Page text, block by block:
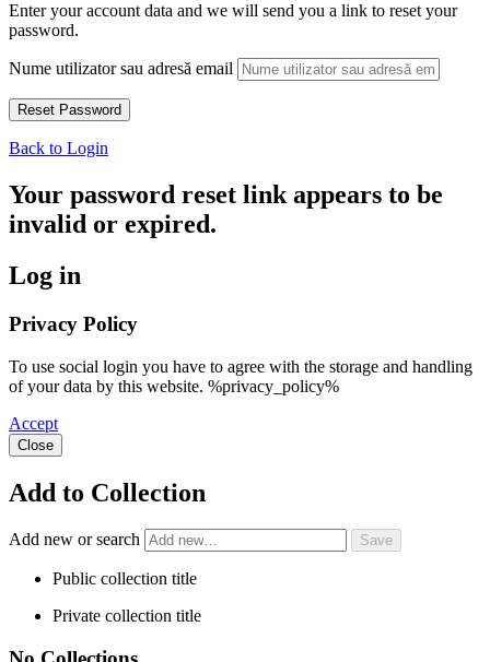
Enter your account data and we will send you a link to reset your
password.
Nume utilizator sau adresă email
Back to Login
Your password reset link appears to be
invalid or expired.
Log in
Privacy Policy
To use social login you have to agree with the storage and handling
of your data by this website. %privacy_policy%
Accept
Close
Add to Collection
Add new or search
Public collection title
Private collection title